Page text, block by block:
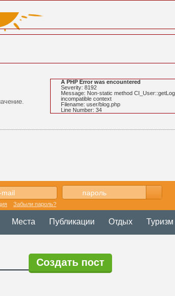
A PHP Error was encountered
Severity: 8192
Message: Non-static method
incompatible context
Filename: user/blog.php
Line Number: 34
Забыли пароль?
Места Публикации Отдых Туризм
Создать пост